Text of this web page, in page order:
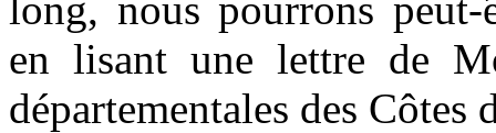
en lisant une lettre de
départementales des Côtes